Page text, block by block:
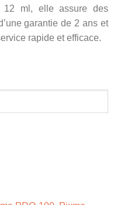
12 ml, elle assure des
garantie de 2 ans et
rapide et efficace.